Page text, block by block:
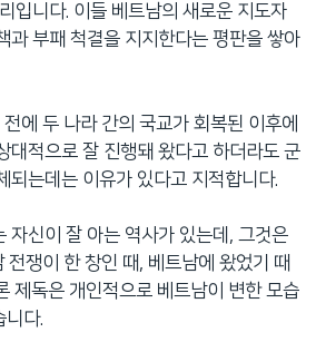
입니다. 이들 베트남의 새로운 지도자
과 부패 척결을 지지한다는 평판을 쌓아
에 두 나라 간의 국교가 회복된 이후에
대적으로 잘 진행돼 왔다고 하더라도 군
되는데는 이유가 있다고 지적합니다.
자신이 잘 아는 역사가 있는데, 그것은
쟁이 한 창인 때, 베트남에 왔었기 때
제독은 개인적으로 베트남이 변한 모습
니다.